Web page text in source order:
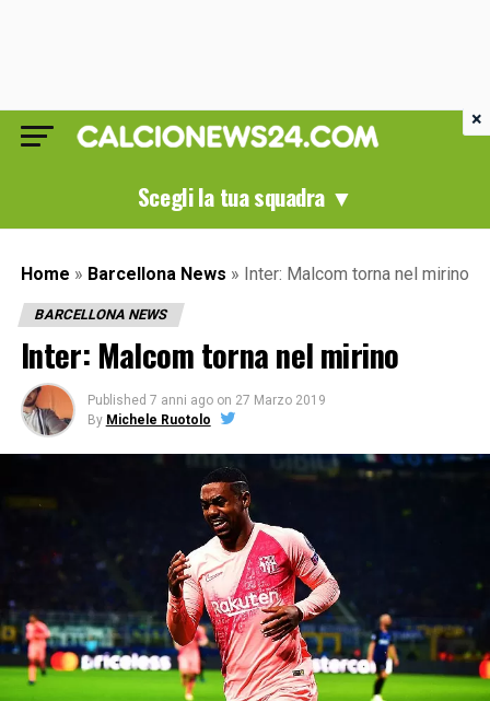
Scegli la tua squadra ▼
Home » Barcellona News » Inter: Malcom torna nel mirino
BARCELLONA NEWS
Inter: Malcom torna nel mirino
Published 7 anni ago on 27 Marzo 2019
By Michele Ruotolo
×